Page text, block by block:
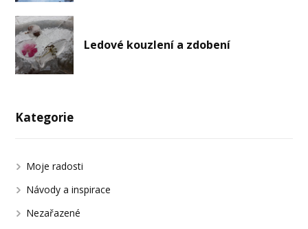
Ledové kouzlení a zdobení
Kategorie
Moje radosti
Návody a inspirace
Nezařazené